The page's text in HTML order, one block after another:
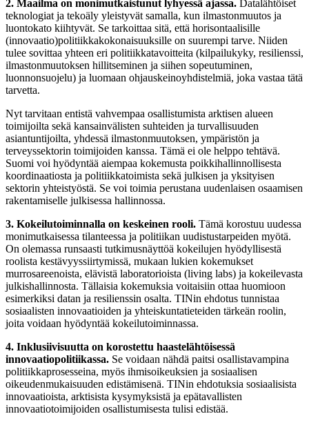
2. Maailma on monimutkaistunut lyhyessä ajassa. Datalähtöiset
teknologiat ja tekoäly yleistyvät samalla, kun ilmastonmuutos ja
luontokato kiihtyvät. Se tarkoittaa sitä, että horisontaalisille
(innovaatio)politiikkakokonaisuuksille on suurempi tarve. Niiden
tulee sovittaa yhteen eri politiikkatavoitteita (kilpailukyky, resilienssi,
ilmastonmuutoksen hillitseminen ja siihen sopeutuminen,
luonnonsuojelu) ja luomaan ohjauskeinoyhdistelmiä, joka vastaa tätä
tarvetta.
Nyt tarvitaan entistä vahvempaa osallistumista arktisen alueen
toimijoilta sekä kansainvälisten suhteiden ja turvallisuuden
asiantuntijoilta, yhdessä ilmastonmuutoksen, ympäristön ja
terveyssektorin toimijoiden kanssa. Tämä ei ole helppo tehtävä.
Suomi voi hyödyntää aiempaa kokemusta poikkihallinnollisesta
koordinaatiosta ja politiikkatoimista sekä julkisen ja yksityisen
sektorin yhteistyöstä. Se voi toimia perustana uudenlaisen osaamisen
rakentamiselle julkisessa hallinnossa.
3. Kokeilutoiminnalla on keskeinen rooli. Tämä korostuu uudessa
monimutkaisessa tilanteessa ja politiikan uudistustarpeiden myötä.
On olemassa runsaasti tutkimusnäyttöä kokeilujen hyödyllisestä
roolista kestävyyssiirtymissä, mukaan lukien kokemukset
murrosareenoista, elävistä laboratorioista (living labs) ja kokeilevasta
julkishallinnosta. Tällaisia kokemuksia voitaisiin ottaa huomioon
esimerkiksi datan ja resilienssin osalta. TINin ehdotus tunnistaa
sosiaalisten innovaatioiden ja yhteiskuntatieteiden tärkeän roolin,
joita voidaan hyödyntää kokeilutoiminnassa.
4. Inklusiivisuutta on korostettu haastelähtöisessä
innovaatiopolitiikassa. Se voidaan nähdä paitsi osallistavampina
politiikkaprosesseina, myös ihmisoikeuksien ja sosiaalisen
oikeudenmukaisuuden edistämisenä. TINin ehdotuksia sosiaalisista
innovaatioista, arktisista kysymyksistä ja epätavallisten
innovaatiotoimijoiden osallistumisesta tulisi edistää.